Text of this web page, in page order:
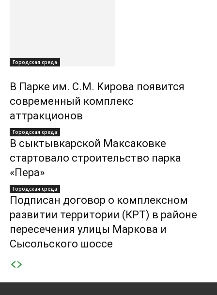
Городская среда
В Парке им. С.М. Кирова появится
современный комплекс
аттракционов
Городская среда
В сыктывкарской Максаковке
стартовало строительство парка
«Пера»
Городская среда
Подписан договор о комплексном
развитии территории (КРТ) в районе
пересечения улицы Маркова и
Сысольского шоссе